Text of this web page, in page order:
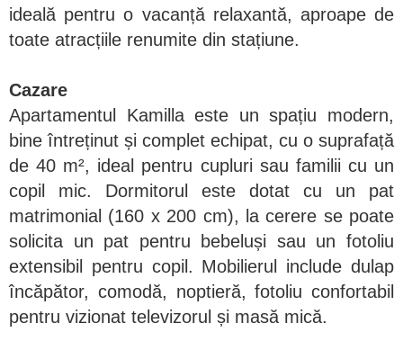
ideală pentru o vacanță relaxantă, aproape de
toate atracțiile renumite din stațiune.
Cazare
Apartamentul Kamilla este un spațiu modern,
bine întreținut și complet echipat, cu o suprafață
de 40 m², ideal pentru cupluri sau familii cu un
copil mic. Dormitorul este dotat cu un pat
matrimonial (160 x 200 cm), la cerere se poate
solicita un pat pentru bebeluși sau un fotoliu
extensibil pentru copil. Mobilierul include dulap
încăpător, comodă, noptieră, fotoliu confortabil
pentru vizionat televizorul și masă mică.